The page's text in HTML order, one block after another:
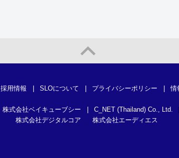
採用情報 SLOについて プライバシーポリシー 情
株式会社ベイキューブシー C_NET (Thailand) Co., Ltd.
株式会社デジタルコア
株式会社エーディエス